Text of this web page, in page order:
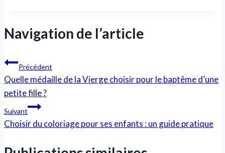
Navigation de l’article
Précédent
Quelle médaille de la Vierge choisir pour le baptême d’une
petite fille ?
Suivant
Choisir du coloriage pour ses enfants : un guide pratique